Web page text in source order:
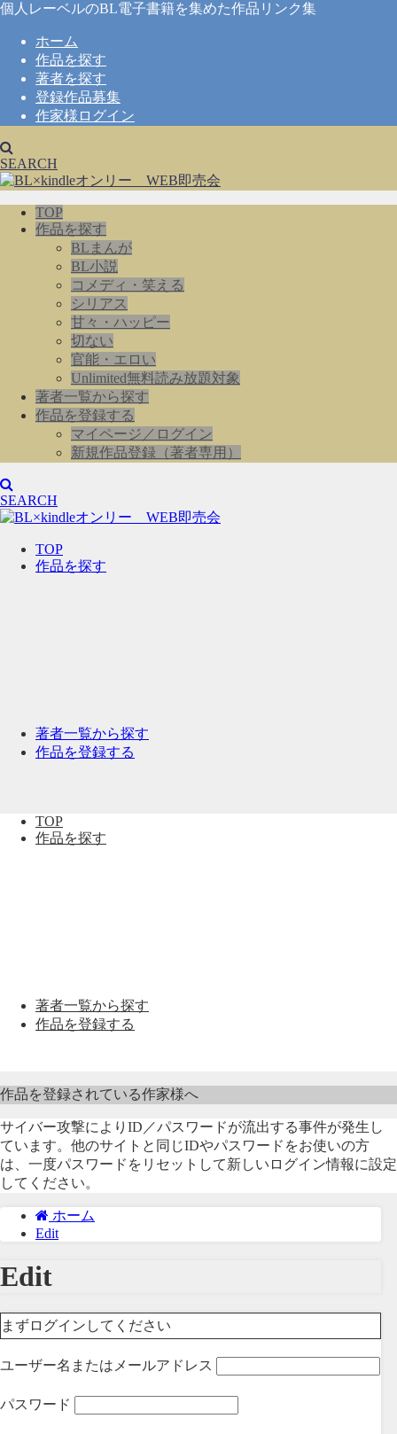
個人レーベルのBL電子書籍を集めた作品リンク集
ホーム
作品を探す
著者を探す
登録作品募集
作家様ログイン
SEARCH
TOP
作品を探す
BLまんが
BL小説
コメディ・笑える
シリアス
甘々・ハッピー
切ない
官能・エロい
Unlimited無料読み放題対象
著者一覧から探す
作品を登録する
マイページ／ログイン
新規作品登録（著者専用）
SEARCH
TOP
作品を探す
著者一覧から探す
作品を登録する
TOP
作品を探す
著者一覧から探す
作品を登録する
作品を登録されている作家様へ
サイバー攻撃によりID／パスワードが流出する事件が発生し
ています。他のサイトと同じIDやパスワードをお使いの方
は、一度パスワードをリセットして新しいログイン情報に設定
してください。
ホーム
Edit
Edit
まずログインしてください
ユーザー名またはメールアドレス
パスワード